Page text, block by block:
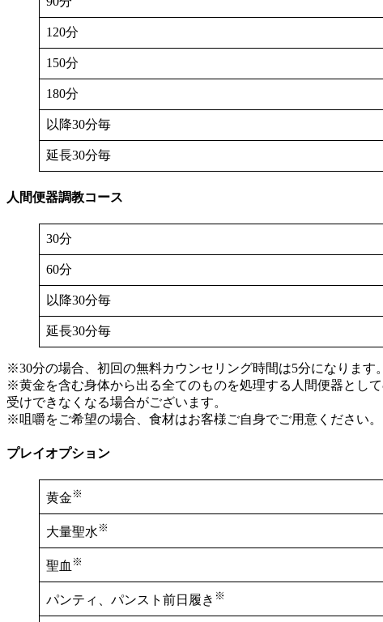
120分
150分
180分
以降30分毎
延長30分毎
人間便器調教コース
30分
60分
以降30分毎
延長30分毎
※30分の場合、初回の無料カウンセリング時間は5分になります。
※黄金を含む身体から出る全てのものを処理する人間便器とし
受けできなくなる場合がございます。
※咀嚼をご希望の場合、食材はお客様ご自身でご用意ください。
プレイオプション
黄金 ※
大量聖水 ※
聖血 ※
パンティ、パンスト前日履き ※